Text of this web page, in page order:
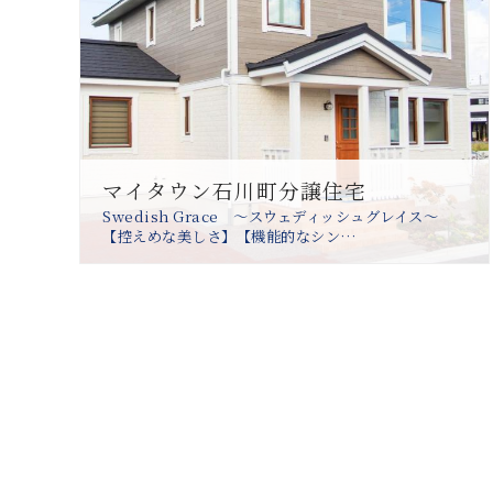
マイタウン石川町分譲住宅
Swedish Grace ～スウェディッシュグレイス～
【控えめな美しさ】【機能的なシン…